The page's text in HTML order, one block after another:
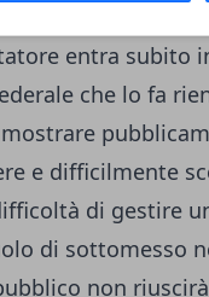
sono
entra subito
che lo fa
e difficilmente
di gestire
di sottomesso
non